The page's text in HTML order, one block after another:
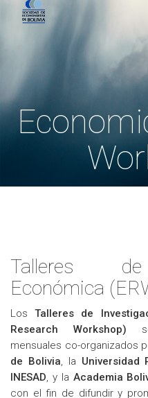
Talleres de
Económica
LosTalleres de
Research Workshop)
mensuales co-organizados
de Bolivia, la Universidad
INESAD, y la Academia
con el fin de difundir y